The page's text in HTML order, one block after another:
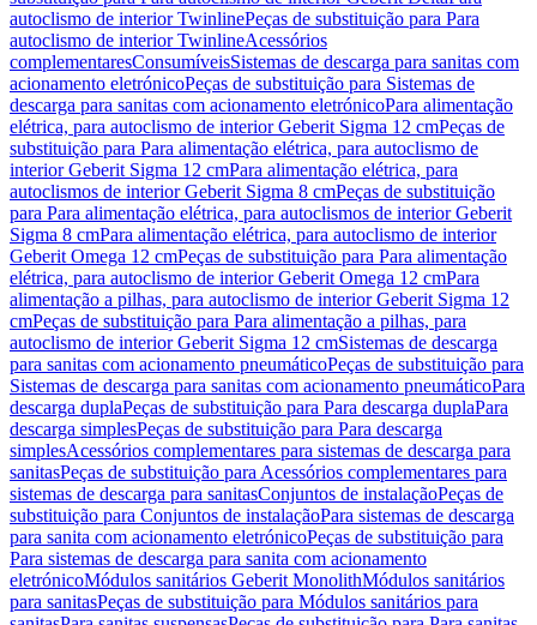
autoclismo de interior TwinlinePeças de substituição para Para
autoclismo de interior TwinlineAcessórios
complementaresConsumíveisSistemas de descarga para sanitas com
acionamento eletrónicoPeças de substituição para Sistemas de
descarga para sanitas com acionamento eletrónicoPara alimentação
elétrica, para autoclismo de interior Geberit Sigma 12 cmPeças de
substituição para Para alimentação elétrica, para autoclismo de
interior Geberit Sigma 12 cmPara alimentação elétrica, para
autoclismos de interior Geberit Sigma 8 cmPeças de substituição
para Para alimentação elétrica, para autoclismos de interior Geberit
Sigma 8 cmPara alimentação elétrica, para autoclismo de interior
Geberit Omega 12 cmPeças de substituição para Para alimentação
elétrica, para autoclismo de interior Geberit Omega 12 cmPara
alimentação a pilhas, para autoclismo de interior Geberit Sigma 12
cmPeças de substituição para Para alimentação a pilhas, para
autoclismo de interior Geberit Sigma 12 cmSistemas de descarga
para sanitas com acionamento pneumáticoPeças de substituição para
Sistemas de descarga para sanitas com acionamento pneumáticoPara
descarga duplaPeças de substituição para Para descarga duplaPara
descarga simplesPeças de substituição para Para descarga
simplesAcessórios complementares para sistemas de descarga para
sanitasPeças de substituição para Acessórios complementares para
sistemas de descarga para sanitasConjuntos de instalaçãoPeças de
substituição para Conjuntos de instalaçãoPara sistemas de descarga
para sanita com acionamento eletrónicoPeças de substituição para
Para sistemas de descarga para sanita com acionamento
eletrónicoMódulos sanitários Geberit MonolithMódulos sanitários
para sanitasPeças de substituição para Módulos sanitários para